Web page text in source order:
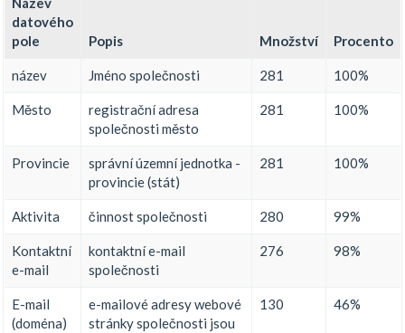
datového
pole
Popis Množství Procento
název Jméno společnosti 281 100%
Město
registrační adresa
společnosti město
281 100%
Provincie
správní územní jednotka -
provincie (stát)
281 100%
Aktivita činnost společnosti 280 99%
Kontaktní
e-mail
kontaktní e-mail
společnosti
276 98%
E-mail
(doména)
e-mailové adresy webové
stránky společnosti jsou
130 46%